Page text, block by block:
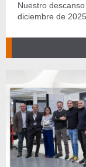
Nuestro
diciembre de